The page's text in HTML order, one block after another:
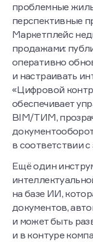
проблемные
перспективные
Маркетплейс
продажами:
оперативно
и настраивать
«Цифровой
обеспечивает
BIM/ТИМ,
в соответствии
Ещё один
на базе ИИ,
документов,
и может быть
и в контуре